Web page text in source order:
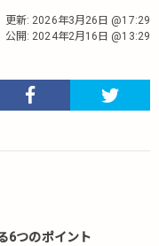
更新: 2026年3月26日 @17:29
公開: 2024年2月16日 @13:29
6つのポイント